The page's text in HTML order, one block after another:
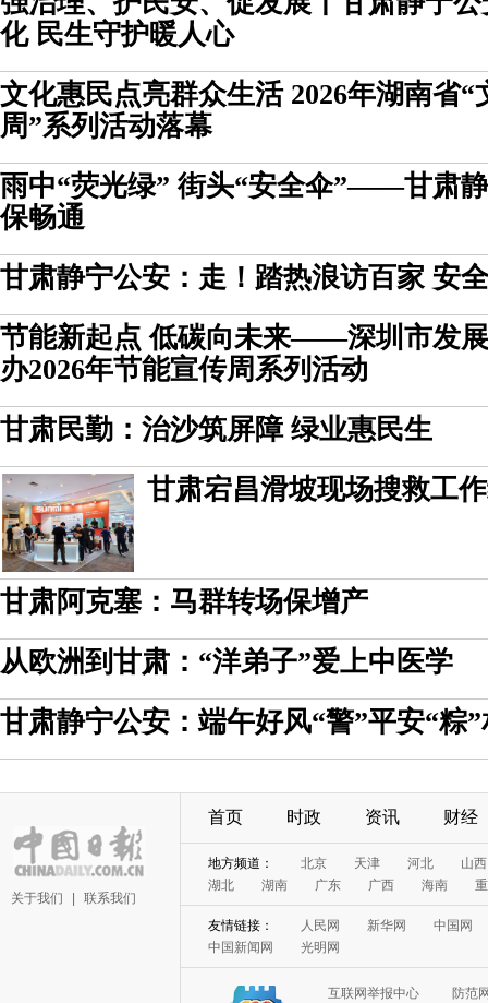
化 民生守护暖人心
文化惠民点亮群众生活 2026年湖南省“
周”系列活动落幕
雨中“荧光绿” 街头“安全伞”——甘肃
保畅通
甘肃静宁公安：走！踏热浪访百家 安
节能新起点 低碳向未来——深圳市发
办2026年节能宣传周系列活动
甘肃民勤：治沙筑屏障 绿业惠民生
甘肃宕昌滑坡现场搜救工
甘肃阿克塞：马群转场保增产
从欧洲到甘肃：“洋弟子”爱上中医学
甘肃静宁公安：端午好风“警”平安“粽
关于我们 联系我们
首页 时政 资讯 财经
地方频道： 北京 天津 河北
山西
湖北
湖南 广东 广西 海南
友情链接： 人民网 新华网
中国网
中国新闻网
光明网
互联网举报中心
防范